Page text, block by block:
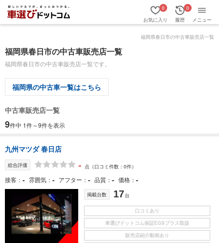
お気に入り
0
履歴
0
メニュー
福岡県春日市の中古車販売店一覧
福岡県春日市の中古車販売店一覧
福岡県春日市の中古車販売店一覧です。
福岡県の中古車一覧はこちら
中古車販売店一覧
9件中 1件～9件を表示
九州マツダ 春日店
総合評価 - 点 （口コミ件数：0件）
接客 - 雰囲気 - アフター - 品質 - 価格 -
掲載台数 17台
口コミあり
車選びドットコム保証EGSプラス取扱
販売店紹介動画あり